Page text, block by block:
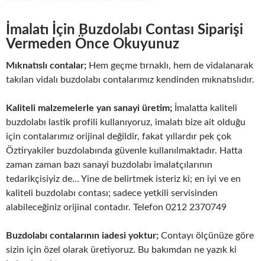
İmalatı İçin Buzdolabı Contası Siparişi
Vermeden Önce Okuyunuz
Mıknatıslı contalar; Hem geçme tırnaklı, hem de vidalanarak
takılan vidalı buzdolabı contalarımız kendinden mıknatıslıdır.
Kaliteli malzemelerle yan sanayi üretim; İmalatta kaliteli
buzdolabı lastik profili kullanıyoruz, imalatı bize ait olduğu
için contalarımız orijinal değildir, fakat yıllardır pek çok
Öztiryakiler buzdolabında güvenle kullanılmaktadır. Hatta
zaman zaman bazı sanayi buzdolabı imalatçılarının
tedarikçisiyiz de… Yine de belirtmek isteriz ki; en iyi ve en
kaliteli buzdolabı contası; sadece yetkili servisinden
alabileceğiniz orijinal contadır. Telefon 0212 2370749
Buzdolabı contalarının iadesi yoktur; Contayı ölçünüze göre
sizin için özel olarak üretiyoruz. Bu bakımdan ne yazık ki